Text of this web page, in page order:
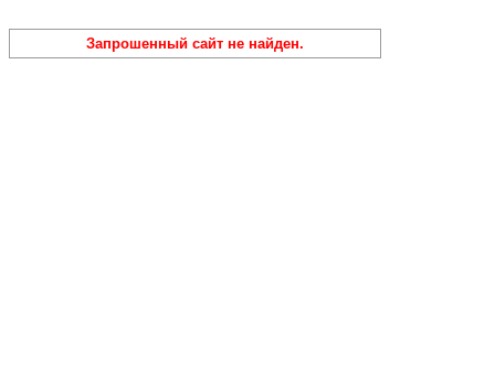
Запрошенный сайт не найден.